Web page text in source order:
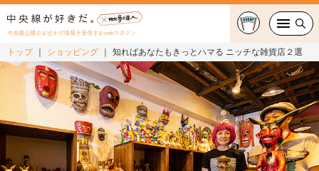
中央線沿線のお出かけ情報を発信するwebマガジン
グルメ・カフェ
スイーツ・テイクアウト
おでかけ
トップ ショッピング 知ればあなたもきっとハマる ニッチな雑貨店２選